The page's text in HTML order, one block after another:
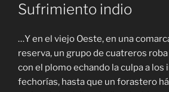
Sufrimiento indio
…Y en el viejo Oeste, en una
reserva, un grupo de cuatreros
con el plomo echando la culpa a los
fechorías, hasta que un forastero